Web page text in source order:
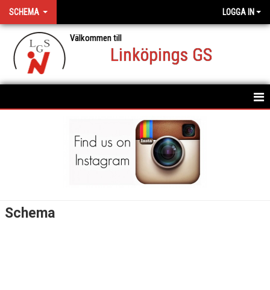
SCHEMA LOGGA IN
Linköpings GS
Välkommen till
Schema